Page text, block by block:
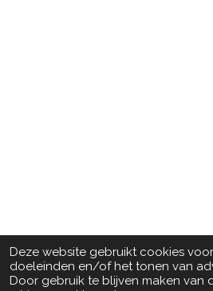
Deze website gebruikt cookies
doeleinden en/of het tonen van
Door gebruik te blijven maken van